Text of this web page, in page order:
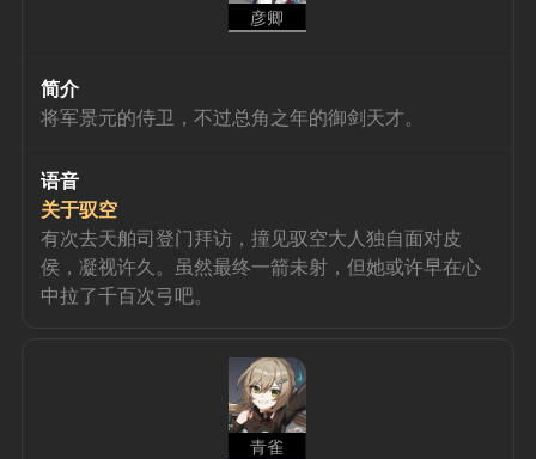
彦卿
简介
将军景元的侍卫，不过总角之年的御剑天才。
语音
关于驭空
有次去天舶司登门拜访，撞见驭空大人独自面对皮
侯，凝视许久。虽然最终一箭未射，但她或许早在心
中拉了千百次弓吧。
青雀